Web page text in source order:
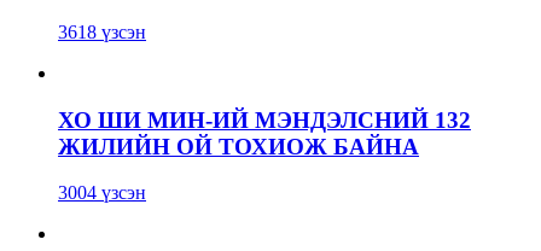
3618 үзсэн
ХО ШИ МИН-ИЙ МЭНДЭЛСНИЙ 132
ЖИЛИЙН ОЙ ТОХИОЖ БАЙНА
3004 үзсэн